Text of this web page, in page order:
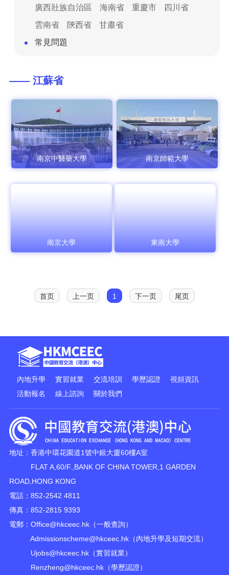
廣西壯族自治區
海南省 重慶市
四川省
雲南省
陝西省
甘肅省
常見問題
—— 江蘇省
南京中醫藥大學 南京師範大學
南京大學 東南大學
首页 上一页 1 下一页 尾页
內地升學 實習就業 交流培訓 學歷認證
視頻資訊
活動報名
線上諮詢 關於我們
地址：香港中環花園道1號中銀大廈60樓A室
FLAT A,60/F.,BANK OF CHINA TOWER,1 GARDEN
ROAD,HONG KONG
電話：852-2542 4811
傳真：852-2815 9393
電郵： Office@hkceec.hk（一般查詢）
Admissionscheme@hkceec.hk（內地升學及短期交流）
Ujobs@hkceec.hk（實習就業）
Renzheng@hkceec.hk（學歷認證）